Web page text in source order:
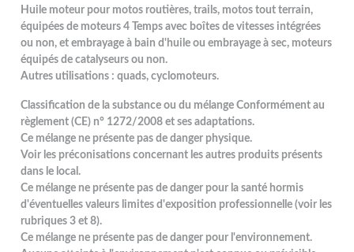
Huile moteur pour motos routières, trails, motos tout terrain,
équipées de moteurs 4 Temps avec boîtes de vitesses intégrées
ou non, et embrayage à bain d'huile ou embrayage à sec, moteurs
équipés de catalyseurs ou non.
Autres utilisations : quads, cyclomoteurs.
Classification de la substance ou du mélange Conformément au
règlement (CE) n° 1272/2008 et ses adaptations.
Ce mélange ne présente pas de danger physique.
Voir les préconisations concernant les autres produits présents
dans le local.
Ce mélange ne présente pas de danger pour la santé hormis
d'éventuelles valeurs limites d'exposition professionnelle (voir les
rubriques 3 et 8).
Ce mélange ne présente pas de danger pour l'environnement.